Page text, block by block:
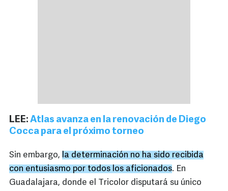
LEE: Atlas avanza en la renovación de Diego
Cocca para el próximo torneo
Sin embargo, la determinación no ha sido recibida
con entusiasmo por todos los aficionados. En
Guadalajara, donde el Tricolor disputará su único